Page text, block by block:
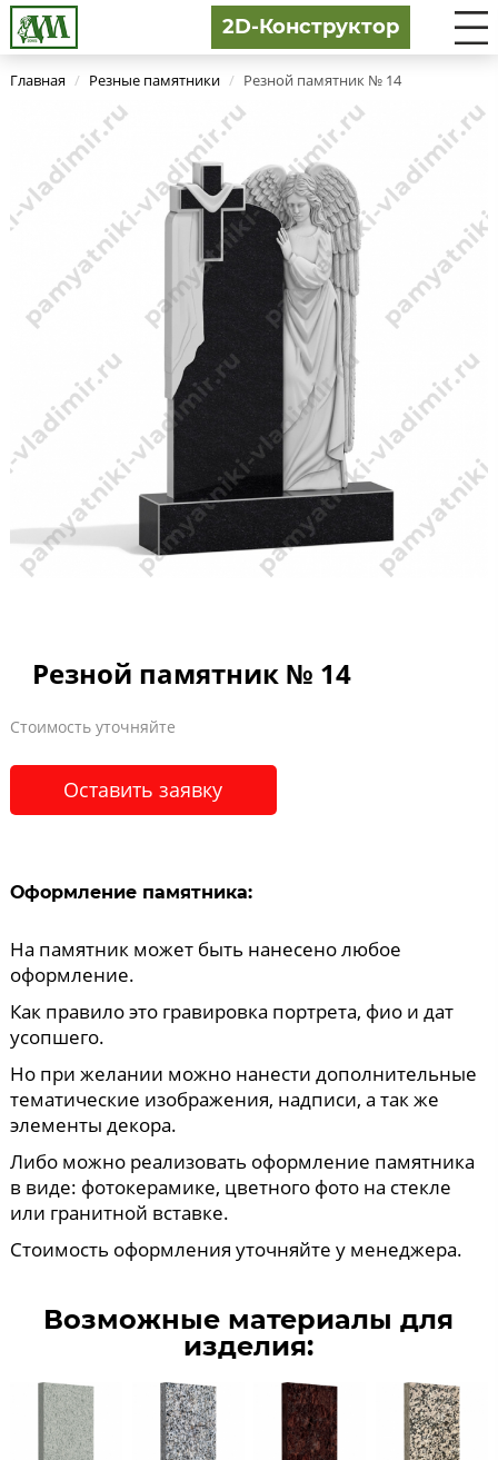
2D-Конструктор
Главная / Резные памятники / Резной памятник № 14
Резной памятник № 14
Стоимость уточняйте
Оставить заявку
Оформление памятника:
На памятник может быть нанесено любое
оформление.
Как правило это гравировка портрета, фио и дат
усопшего.
Но при желании можно нанести дополнительные
тематические изображения, надписи, а так же
элементы декора.
Либо можно реализовать оформление памятника
в виде: фотокерамике, цветного фото на стекле
или гранитной вставке.
Стоимость оформления уточняйте у менеджера.
Возможные материалы для
изделия: